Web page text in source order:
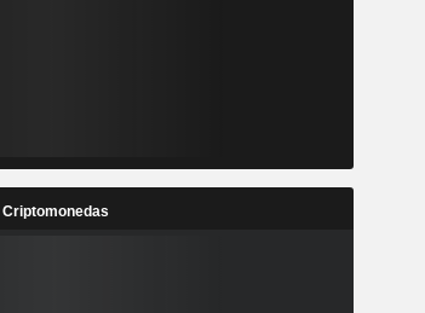
Criptomonedas